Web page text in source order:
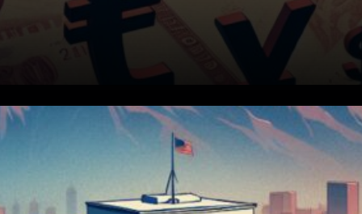
Le 16 janvier 2026, les